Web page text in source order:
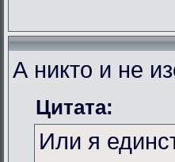
А никто и не
Цитата:
Или я